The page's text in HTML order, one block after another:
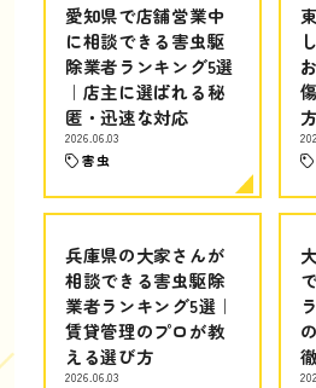
愛知県で店舗営業中
に相談できる害虫駆
除業者ランキング5選
｜店主に選ばれる秘
匿・迅速な対応
2026.06.03
害虫
方
兵庫県の大家さんが
相談できる害虫駆除
業者ランキング5選｜
賃貸管理のプロが教
える選び方
2026.06.03